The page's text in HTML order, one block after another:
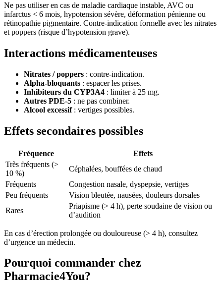
Ne pas utiliser en cas de maladie cardiaque instable, AVC ou
infarctus < 6 mois, hypotension sévère, déformation pénienne ou
rétinopathie pigmentaire. Contre-indication formelle avec les nitrates
et poppers (risque d’hypotension grave).
Interactions médicamenteuses
Nitrates / poppers : contre-indication.
Alpha-bloquants : espacer les prises.
Inhibiteurs du CYP3A4 : limiter à 25 mg.
Autres PDE-5 : ne pas combiner.
Alcool excessif: vertiges possibles.
Effets secondaires possibles
Fréquence
Effets
Très fréquents (>
10 %)
Céphalées, bouffées de chaud
Fréquents
Congestion nasale, dyspepsie, vertiges
Peu fréquents
Vision bleutée, nausées, douleurs dorsales
Rares
Priapisme (> 4 h), perte soudaine de vision ou
d’audition
En cas d’érection prolongée ou douloureuse (> 4 h), consultez
d’urgence un médecin.
Pourquoi commander chez
Pharmacie4You?